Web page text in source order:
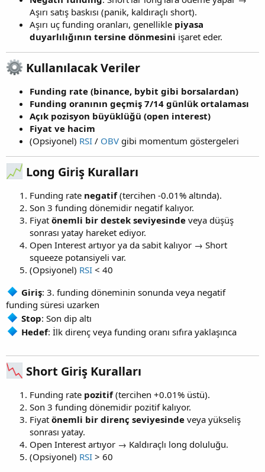
Aşırı satış baskısı (panik, kaldıraçlı short).
Aşırı uç funding oranları, genellikle piyasa
duyarlılığının tersine dönmesini işaret eder.
Kullanılacak Veriler
Funding rate (binance, bybit gibi borsalardan)
Funding oranının geçmiş 7/14 günlük ortalaması
Açık pozisyon büyüklüğü (open interest)
Fiyat ve hacim
(Opsiyonel) RSI / OBV gibi momentum göstergeleri
Long Giriş Kuralları
Funding rate negatif(tercihen -0.01% altında).
Son 3 funding dönemidir negatif kalıyor.
Fiyat önemli bir destek seviyesinde veya düşüş
sonrası yatay hareket ediyor.
Open Interest artıyor ya da sabit kalıyor → Short
squeeze potansiyeli var.
(Opsiyonel) RSI < 40
Giriş: 3. funding döneminin sonunda veya negatif
funding süresi uzarken
Stop: Son dip altı
Hedef: İlk direnç veya funding oranı sıfıra yaklaşınca
Short Giriş Kuralları
Funding rate pozitif(tercihen +0.01% üstü).
Son 3 funding dönemidir pozitif kalıyor.
Fiyat önemli bir direnç seviyesinde veya yükseliş
sonrası yatay.
Open Interest artıyor → Kaldıraçlı long doluluğu.
(Opsiyonel) RSI > 60